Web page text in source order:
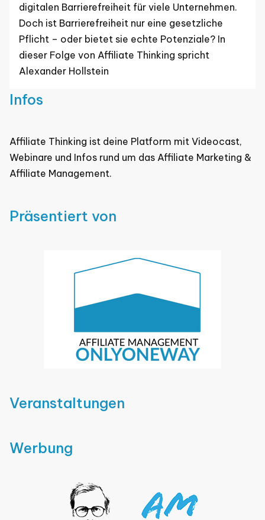
digitalen Barrierefreiheit für viele Unternehmen.
Doch ist Barrierefreiheit nur eine gesetzliche
Pflicht – oder bietet sie echte Potenziale? In
dieser Folge von Affiliate Thinking spricht
Alexander Hollstein
Infos
Affiliate Thinking ist deine Platform mit Videocast,
Webinare und Infos rund um das Affiliate Marketing &
Affiliate Management.
Präsentiert von
Veranstaltungen
Werbung